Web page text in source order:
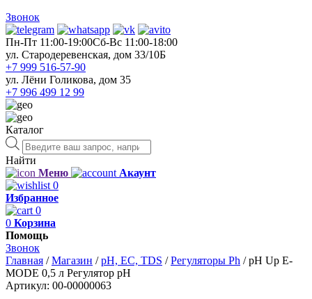
Звонок
Пн-Пт 11:00-19:00Cб-Вс 11:00-18:00
ул. Стародеревенская, дом 33/10Б
+7 999 516-57-90
ул. Лёни Голикова, дом 35
+7 996 499 12 99
Каталог
Поиск
товаров
Найти
Меню
Акаунт
0
Избранное
0
0 Корзина
Помощь
Звонок
Главная /Магазин /рН, EC, TDS /Регуляторы Ph /pH Up E-
MODE 0,5 л Регулятор pH
Артикул: 00-00000063